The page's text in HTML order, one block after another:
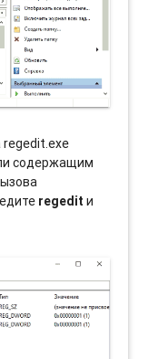
содержащим
regedit и